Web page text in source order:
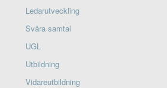
Ledarutveckling
Svåra samtal
UGL
Utbildning
Vidareutbildning